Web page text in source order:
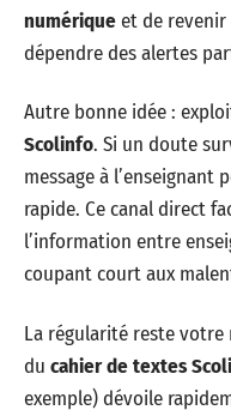
numériqueet de
dépendre des alertes
Autre bonne idée :
Scolinfo. Si un doute
message à
rapide. Ce canal direct
l’information entre
coupant court aux
La régularité reste
du cahier de textes
exemple) dévoile